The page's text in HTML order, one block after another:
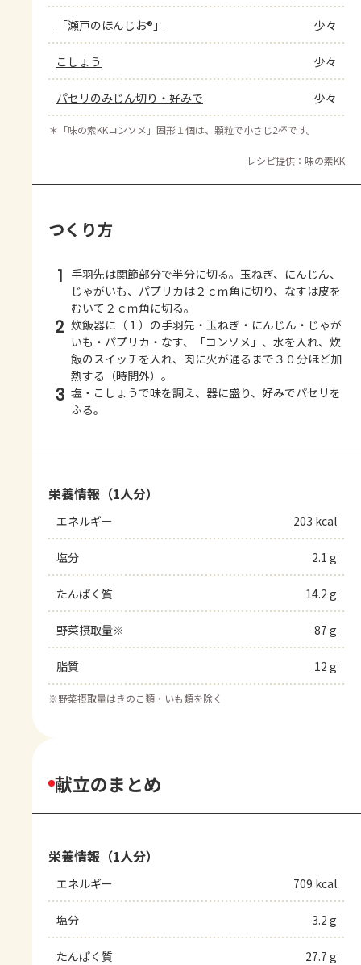
「瀬戸のほんじお®」 少々
こしょう 少々
パセリのみじん切り・好みで 少々
＊ 「味の素KKコンソメ」固形１個は、顆粒で小さじ2杯です。
レシピ提供：味の素KK
つくり方
1 手羽先は関節部分で半分に切る。玉ねぎ、にんじん、
じゃがいも、パプリカは２ｃｍ角に切り、なすは皮を
むいて２ｃｍ角に切る。
2 炊飯器に（１）の手羽先・玉ねぎ・にんじん・じゃが
いも・パプリカ・なす、「コンソメ」、水を入れ、炊
飯のスイッチを入れ、肉に火が通るまで３０分ほど加
熱する（時間外）。
3 塩・こしょうで味を調え、器に盛り、好みでパセリを
ふる。
栄養情報（1人分）
エネルギー 203 kcal
塩分 2.1 g
たんぱく質 14.2 g
野菜摂取量※ 87 g
脂質 12 g
※野菜摂取量はきのこ類・いも類を除く
献立のまとめ
栄養情報（1人分）
エネルギー 709 kcal
塩分 3.2 g
たんぱく質 27.7 g